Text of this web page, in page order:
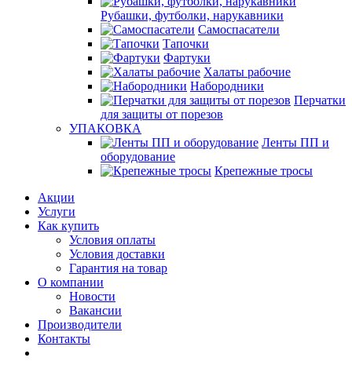
Рубашки, футболки, нарукавники
Самоспасатели
Тапочки
Фартуки
Халаты рабочие
Набородники
Перчатки
для защиты от порезов
УПАКОВКА
Ленты ПП и
оборудование
Крепежные тросы
Акции
Услуги
Как купить
Условия оплаты
Условия доставки
Гарантия на товар
О компании
Новости
Вакансии
Производители
Контакты